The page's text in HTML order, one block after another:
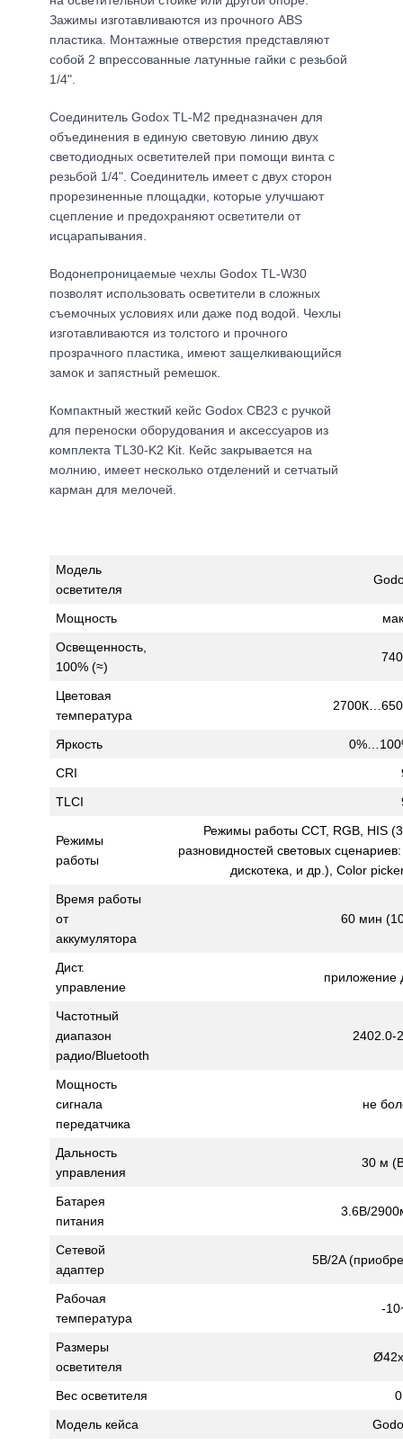
Зажимы изготавливаются из прочного ABS
пластика. Монтажные отверстия представляют
собой 2 впрессованные латунные гайки с резьбой
1/4".
Соединитель Godox TL-M2 предназначен для
объединения в единую световую линию двух
светодиодных осветителей при помощи винта с
резьбой 1/4". Соединитель имеет с двух сторон
прорезиненные площадки, которые улучшают
сцепление и предохраняют осветители от
исцарапывания.
Водонепроницаемые чехлы Godox TL-W30
позволят использовать осветители в сложных
съемочных условиях или даже под водой. Чехлы
изготавливаются из толстого и прочного
прозрачного пластика, имеют защелкивающийся
замок и запястный ремешок.
Компактный жесткий кейс Godox CB23 с ручкой
для переноски оборудования и аксессуаров из
комплекта TL30-K2 Kit. Кейс закрывается на
молнию, имеет несколько отделений и сетчатый
карман для мелочей.
Модель
осветителя
Мощность
Освещенность,
100% (≈)
Цветовая
температура
Яркость
CRI
TLCI
Режимы
работы
Режимы работы CCT, RGB, HIS
разновидностей световых
дискотека, и др.), Color
Время работы
от
аккумулятора
60 мин
Дист.
управление
приложение
Частотный
диапазон
радио/Bluetooth
2402.0-
Мощность
сигнала
передатчика
не
Дальность
управления
30 м
Батарея
питания
3.6В/
Сетевой
адаптер
5В/2A
Рабочая
температура
-
Размеры
осветителя
Вес осветителя
Модель кейса